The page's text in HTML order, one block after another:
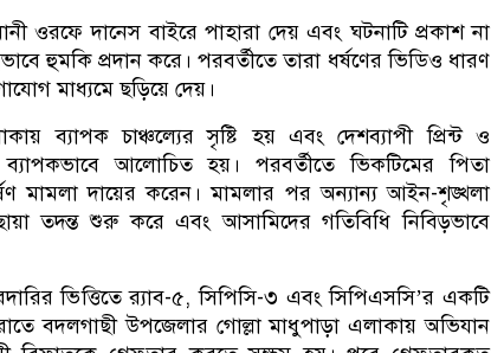
ওরফে দানেস বাইরে পাহারা দেয় এবং ঘটনাটি প্রকাশ না
হুমকি প্রদান করে। পরবর্তীতে তারা ধর্ষণের ভিডিও ধারণ
মাধ্যমে ছড়িয়ে দেয়।
ব্যাপক চাঞ্চল্যের সৃষ্টি হয় এবং দেশব্যাপী প্রিন্ট ও
আলোচিত হয়। পরবর্তীতে ভিকটিমের পিতা
মামলা দায়ের করেন। মামলার পর অন্যান্য আইন-শৃঙ্খলা
তদন্ত শুরু করে এবং আসামিদের গতিবিধি নিবিড়ভাবে
ভিত্তিতে র‌্যাব-৫, সিপিসি-৩ এবং সিপিএসসি’র একটি
বদলগাছী উপজেলার গোল্লা মাধুপাড়া এলাকায় অভিযান